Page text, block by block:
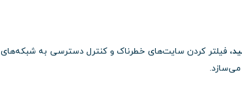
، فیلتر کردن سایت‌های خطرناک و کنترل دسترسی به شبکه‌های
می‌سازد.